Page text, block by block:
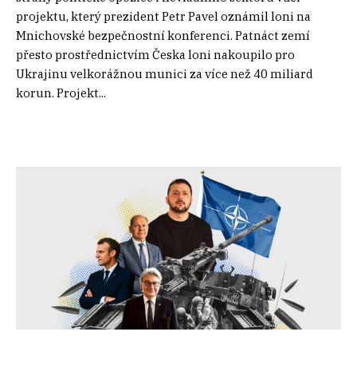
projektu, který prezident Petr Pavel oznámil loni na
Mnichovské bezpečnostní konferenci. Patnáct zemí
přesto prostřednictvím Česka loni nakoupilo pro
Ukrajinu velkorážnou munici za více než 40 miliard
korun. Projekt...